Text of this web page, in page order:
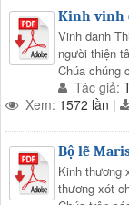
Kinh vinh
Vinh danh
người thiện
Chúa chúng
Tác giả:
Xem: 1572 lần |
Bộ lễ
Kinh thương
thương xót